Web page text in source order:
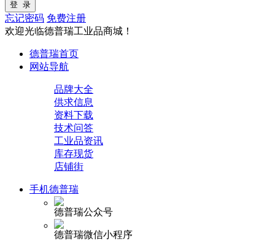
登 录
忘记密码 免费注册
欢迎光临德普瑞工业品商城！
德普瑞首页
网站导航
品牌大全
供求信息
资料下载
技术问答
工业品资讯
库存现货
店铺街
手机德普瑞
德普瑞公众号
德普瑞微信小程序